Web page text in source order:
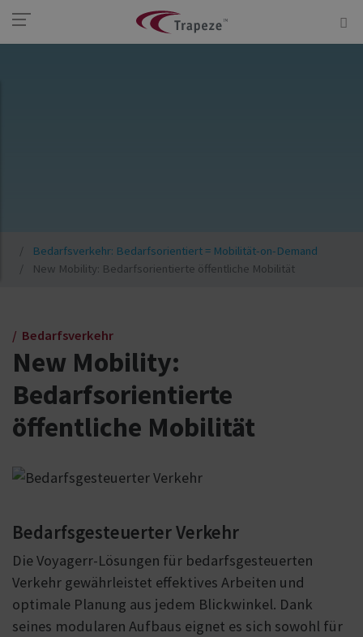
Bedarfsverkehr: Bedarfsorientiert = Mobilität-on-Demand
New Mobility: Bedarfsorientierte öffentliche Mobilität
Bedarfsverkehr
New Mobility:
Bedarfsorientierte
öffentliche Mobilität
Bedarfsgesteuerter Verkehr
Die Voyagerr-Lösungen für bedarfsgesteuerten
Verkehr gewährleistet effektives Arbeiten und
optimale Planung aus jedem Blickwinkel. Dank
seines modularen Aufbaus eignet es sich sowohl für